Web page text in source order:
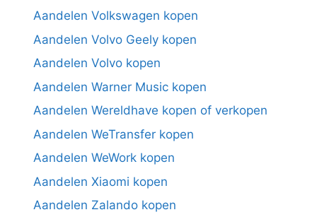
Aandelen Volkswagen kopen
Aandelen Volvo Geely kopen
Aandelen Volvo kopen
Aandelen Warner Music kopen
Aandelen Wereldhave kopen of verkopen
Aandelen WeTransfer kopen
Aandelen WeWork kopen
Aandelen Xiaomi kopen
Aandelen Zalando kopen